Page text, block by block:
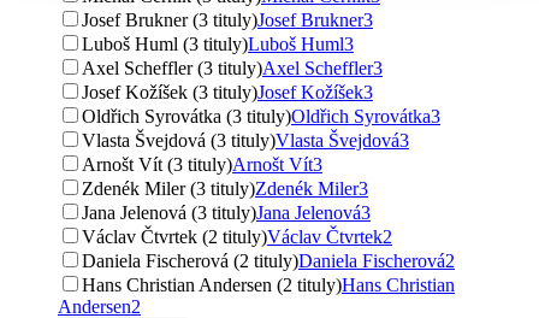
Josef Brukner (3 tituly)Josef Brukner3
Luboš Huml (3 tituly)Luboš Huml3
Axel Scheffler (3 tituly)Axel Scheffler3
Josef Kožíšek (3 tituly)Josef Kožíšek3
Oldřich Syrovátka (3 tituly)Oldřich Syrovátka3
Vlasta Švejdová (3 tituly)Vlasta Švejdová3
Arnošt Vít (3 tituly)Arnošt Vít3
Zdenék Miler (3 tituly)Zdenék Miler3
Jana Jelenová (3 tituly)Jana Jelenová3
Václav Čtvrtek (2 tituly)Václav Čtvrtek2
Daniela Fischerová (2 tituly)Daniela Fischerová2
Hans Christian Andersen (2 tituly)Hans Christian
Andersen2